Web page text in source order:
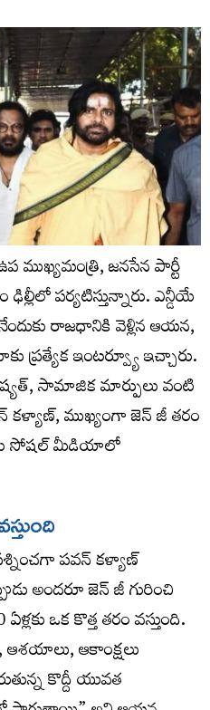
ముఖ్యమంత్రి, జనసేన పార్టీ
ఢిల్లీలో పర్యటిస్తున్నారు. ఎన్డీయే
రాజధానికి వెళ్లిన ఆయన,
ఇంటర్వ్యూ ఇచ్చారు.
సామాజిక మార్పులు వంటి
ముఖ్యంగా జెన్ జీ తరం
సోషల్ మీడియాలో
పవన్ కళ్యాణ్
అందరూ జెన్ జీ గురించి
ఒక కొత్త తరం వస్తుంది.
ఆకాంక్షలు
కొద్దీ యువత